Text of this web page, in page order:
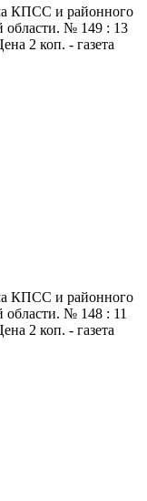
КПСС и районного
области. № 149 : 13
2 коп. - газета
КПСС и районного
области. № 148 : 11
2 коп. - газета